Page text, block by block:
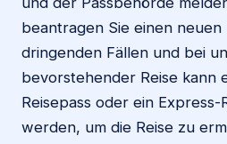
beantragen Sie einen neuen
dringenden Fällen und bei
bevorstehender Reise kann
Reisepass oder ein Express-
werden, um die Reise zu